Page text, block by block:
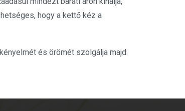
hogy a kettő kéz a
és örömét szolgálja majd.